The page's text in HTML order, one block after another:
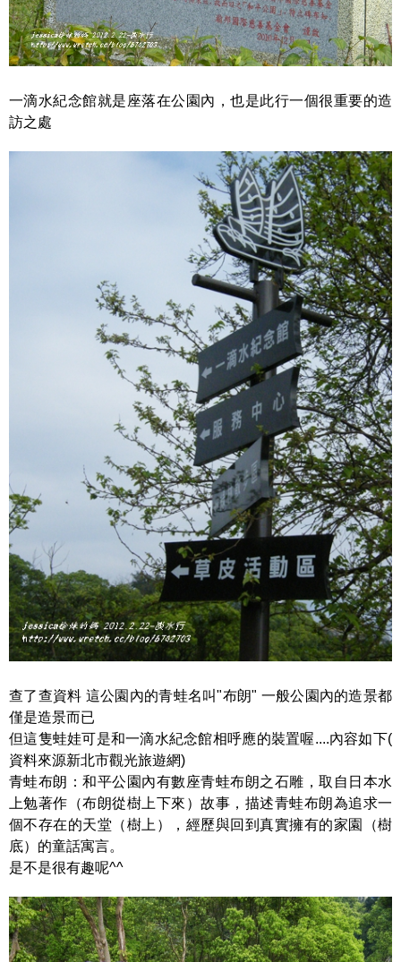
一滴水紀念館就是座落在公園內，也是此行一個很重要的造
訪之處
查了查資料 這公園內的青蛙名叫"布朗" 一般公園內的造景都
僅是造景而已
但這隻蛙娃可是和一滴水紀念館相呼應的裝置喔....內容如下(
資料來源新北市觀光旅遊網)
青蛙布朗：和平公園內有數座青蛙布朗之石雕，取自日本水
上勉著作（布朗從樹上下來）故事，描述青蛙布朗為追求一
個不存在的天堂（樹上），經歷與回到真實擁有的家園（樹
底）的童話寓言。
是不是很有趣呢^^